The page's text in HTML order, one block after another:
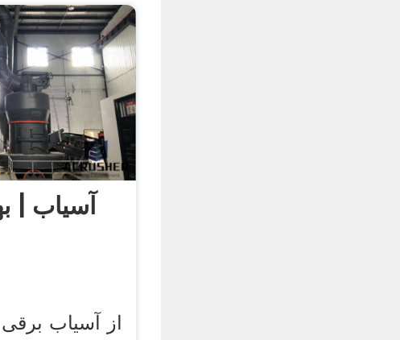
آسیاب |
از آسیاب